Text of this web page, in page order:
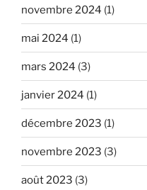
novembre 2024 (1)
mai 2024 (1)
mars 2024 (3)
janvier 2024 (1)
décembre 2023 (1)
novembre 2023 (3)
août 2023 (3)